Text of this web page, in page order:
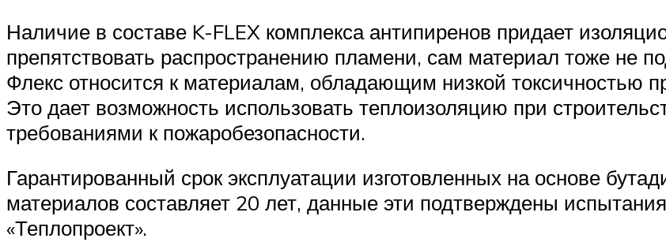
Наличие в составе K-FLEX комплекса антипиренов придает
препятствовать распространению пламени, сам материал тоже не
Флекс относится к материалам, обладающим низкой токсичностью
Это дает возможность использовать теплоизоляцию при
требованиями к пожаробезопасности.
Гарантированный срок эксплуатации изготовленных на основе
материалов составляет 20 лет, данные эти подтверждены
«Теплопроект».